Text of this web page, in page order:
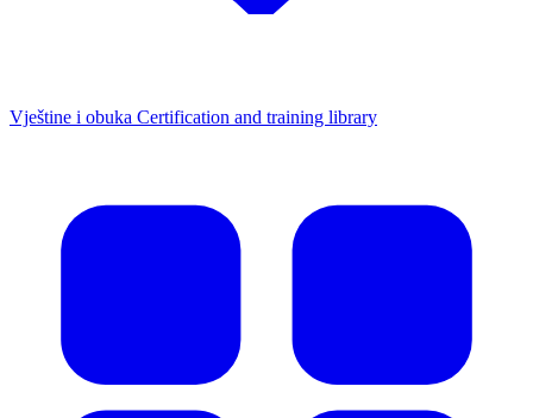
Vještine i obuka Certification and training library